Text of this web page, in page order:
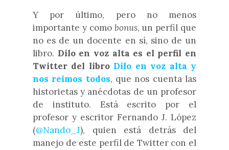
Y por último, pero no menos
importante y como bonus, un perfil que
no es de un docente en sí, sino de un
libro. Dilo en voz alta es el perfil en
Twitter del libro Dilo en voz alta y
nos reimos todos, que nos cuenta las
historietas y anécdotas de un profesor
de instituto. Está escrito por el
profesor y escritor Fernando J. López
(@Nando_J), quien está detrás del
manejo de este perfil de Twitter con el